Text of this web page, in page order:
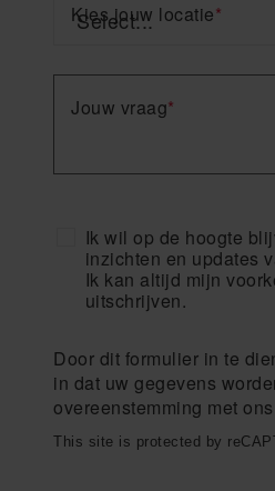
*
Kies jouw locatie
*
Jouw vraag
Ik wil op de hoogte
inzichten en updates
Ik kan altijd mijn
uitschrijven.
Door dit formulier in te
in dat uw gegevens
overeenstemming met ons
This site is protected by